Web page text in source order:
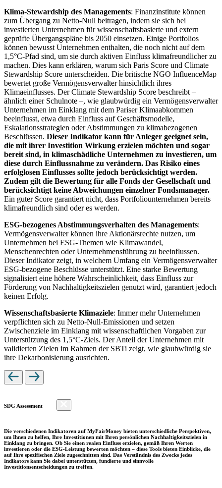
Klima-Stewardship des Managements: Finanzinstitute können
zum Übergang zu Netto-Null beitragen, indem sie sich bei
investierten Unternehmen für wissenschaftsbasierte und extern
geprüfte Übergangspläne bis 2050 einsetzen. Einige Portfolios
können bewusst Unternehmen enthalten, die noch nicht auf dem
1,5°C-Pfad sind, um sie durch aktiven Einfluss klimafreundlicher zu
machen. Dies kann erklären, warum sich Paris Score und Climate
Stewardship Score unterscheiden. Die britische NGO InfluenceMap
bewertet große Vermögensverwalter hinsichtlich ihres
Klimaeinflusses. Der Climate Stewardship Score beschreibt –
ähnlich einer Schulnote –, wie glaubwürdig ein Vermögensverwalter
Unternehmen im Einklang mit dem Pariser Klimaabkommen
beeinflusst, etwa durch Einfluss auf Geschäftsmodelle,
Eskalationsstrategien oder Abstimmungen zu klimabezogenen
Beschlüssen. Dieser Indikator kann für Anleger geeignet sein,
die mit ihrer Investition Wirkung erzielen möchten und sogar
bereit sind, in klimaschädliche Unternehmen zu investieren, um
diese durch Einflussnahme zu verändern. Das Risiko eines
erfolglosen Einflusses sollte jedoch berücksichtigt werden.
Zudem gilt die Bewertung für alle Fonds der Gesellschaft und
berücksichtigt keine Abweichungen einzelner Fondsmanager.
Ein guter Score garantiert nicht, dass Portfoliounternehmen bereits
klimafreundlich sind oder es werden.
ESG-bezogenes Abstimmungsverhalten des Managements:
Vermögensverwalter können ihre Aktionärsrechte nutzen, um
Unternehmen bei ESG-Themen wie Klimawandel,
Menschenrechten oder Unternehmensführung zu beeinflussen.
Dieser Indikator zeigt, in welchem Umfang ein Vermögensverwalter
ESG-bezogene Beschlüsse unterstützt. Eine starke Bewertung
signalisiert eine höhere Wahrscheinlichkeit, dass Einfluss zur
Förderung von Nachhaltigkeitszielen genutzt wird, garantiert jedoch
keinen Erfolg.
Wissenschaftsbasierte Klimaziele: Immer mehr Unternehmen
verpflichten sich zu Netto-Null-Emissionen und setzen
Zwischenziele im Einklang mit wissenschaftlichen Vorgaben zur
Unterstützung des 1,5°C-Ziels. Der Anteil der Unternehmen mit
validierten Zielen im Rahmen der SBTi zeigt, wie glaubwürdig sie
ihre Dekarbonisierung ausrichten.
SDG Assessment
Die verschiedenen Indikatoren auf MyFairMoney bieten unterschiedliche Perspektiven,
um Ihnen zu helfen, Ihre Investitionen mit Ihren persönlichen Nachhaltigkeitszielen in
Einklang zu bringen. Ob Sie einen realen Einfluss erzielen, gemäß Ihren Werten
investieren oder die ESG-Leistung bewerten möchten – diese Tools bieten Einblicke, die
auf Ihre spezifischen Ziele zugeschnitten sind. Das Verständnis des Zwecks jedes
Indikators kann Sie dabei unterstützen, fundierte und sinnvolle
Investitionsentscheidungen zu treffen.